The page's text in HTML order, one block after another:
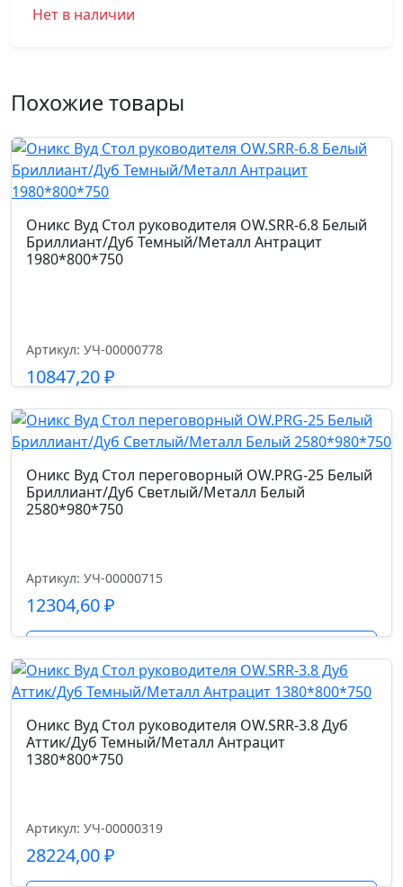
рама, металлическая хромированная
экокожи в цвет кресла
Страна производства
Россия
Допустимая нагрузка кг.
100.0
Гарантийный срок
2 года
Размер габариты, см.
60*60*87
Глубина сиденья см.
Высота спинки см.
39
Высота подлокотников от пола см.
Нет в наличии
Похожие товары
Оникс Вуд Стол руководителя OW.SRR-6.8 Белый
Бриллиант/Дуб Темный/Металл Антрацит
1980*800*750
Артикул: УЧ-00000778
10847,20₽
Подробнее
Оникс Вуд Стол переговорный OW.PRG-25 Белый
Бриллиант/Дуб Светлый/Металл Белый
2580*980*750
Артикул: УЧ-00000715
12304,60₽
Оникс Вуд Стол руководителя OW.SRR-3.8 Дуб
Аттик/Дуб Темный/Металл Антрацит
1380*800*750
Артикул: УЧ-00000319
28224,00₽